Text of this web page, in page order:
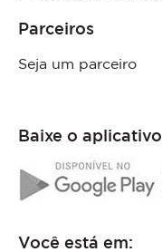
Parceiros
Seja um parceiro
Baixe o aplicativo
Você está em: